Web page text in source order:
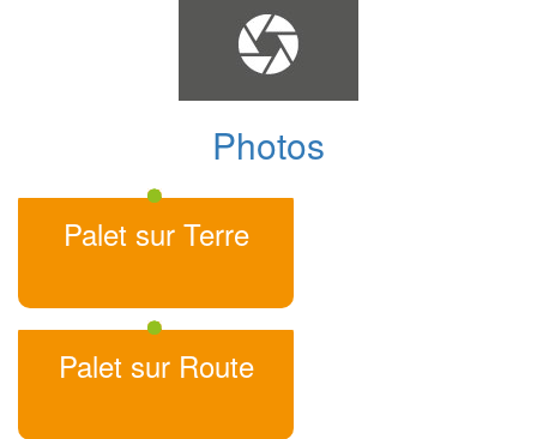
Photos
Palet sur Terre
Palet sur Route